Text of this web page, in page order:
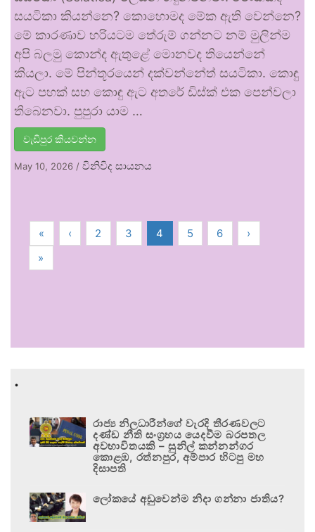
සයටිකා කියන්නෙ? කොහොමද මේක ඇති වෙන්නෙ?
මේ කාරණාව හරියටම තේරුම් ගන්නට නම් මුලින්ම
අපි බලමු කොන්ද ඇතුළේ මොනවද තියෙන්නේ
කියලා. මේ පින්තූරයෙන් දක්වන්නේත් සයටිකා. කොඳු
ඇට පහක් සහ කොඳු ඇට අතරේ ඩිස්ක් එක පෙන්වලා
තිබෙනවා. පුපුරා යාම …
වැඩිපුර කියවන්න
May 10, 2026 / විනිවිද සායනය
« ‹ 2 3 4 5 6
›
»
.
රාජ්‍ය නිලධාරීන්ගේ වැරදි තීරණවලට
දණ්ඩ නීති සංග්‍රහය යෙදවීම බරපතල
අවභාවිතයකි – සුනිල් කන්නන්ගර
කොළඹ, රත්නපුර, අම්පාර හිටපු මහ
දිසාපති
ලෝකයේ අඩුවෙන්ම නිදා ගන්නා ජාතිය?